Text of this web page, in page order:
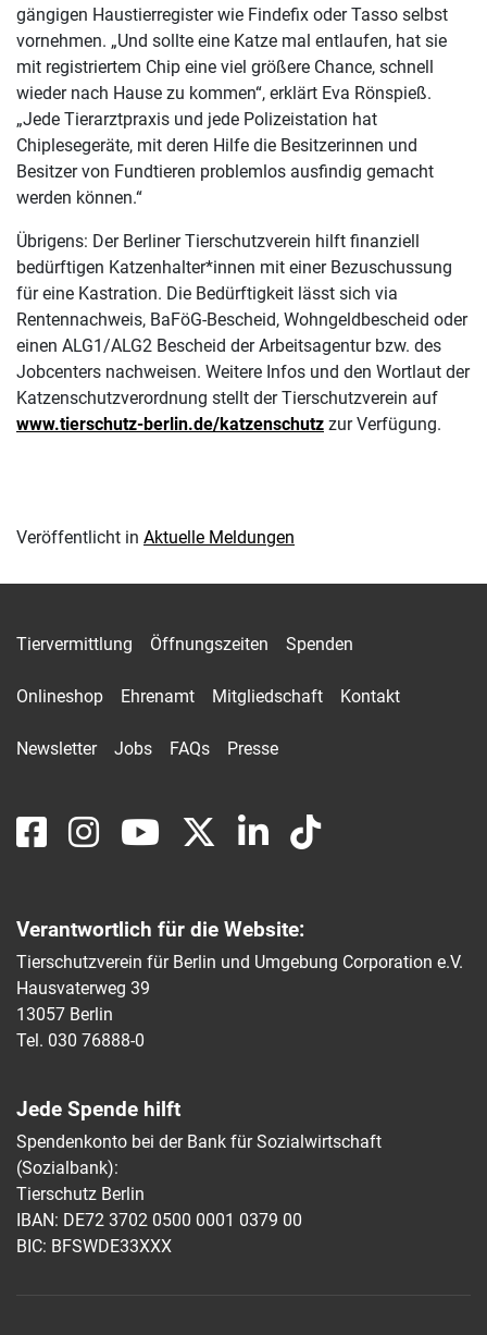
gängigen Haustierregister wie Findefix oder Tasso selbst
vornehmen. „Und sollte eine Katze mal entlaufen, hat sie
mit registriertem Chip eine viel größere Chance, schnell
wieder nach Hause zu kommen“, erklärt Eva Rönspieß.
„Jede Tierarztpraxis und jede Polizeistation hat
Chiplesegeräte, mit deren Hilfe die Besitzerinnen und
Besitzer von Fundtieren problemlos ausfindig gemacht
werden können.“
Übrigens: Der Berliner Tierschutzverein hilft finanziell
bedürftigen Katzenhalter*innen mit einer Bezuschussung
für eine Kastration. Die Bedürftigkeit lässt sich via
Rentennachweis, BaFöG-Bescheid, Wohngeldbescheid oder
einen ALG1/ALG2 Bescheid der Arbeitsagentur bzw. des
Jobcenters nachweisen. Weitere Infos und den Wortlaut der
Katzenschutzverordnung stellt der Tierschutzverein auf
www.tierschutz-berlin.de/katzenschutz zur Verfügung.
Veröffentlicht in Aktuelle Meldungen
Tiervermittlung Öffnungszeiten Spenden
Onlineshop Ehrenamt Mitgliedschaft Kontakt
Newsletter Jobs FAQs Presse
Verantwortlich für die Website:
Tierschutzverein für Berlin und Umgebung Corporation e.V.
Hausvaterweg 39
13057 Berlin
Tel. 030 76888-0
Jede Spende hilft
Spendenkonto bei der Bank für Sozialwirtschaft
(Sozialbank):
Tierschutz Berlin
IBAN: DE72 3702 0500 0001 0379 00
BIC: BFSWDE33XXX